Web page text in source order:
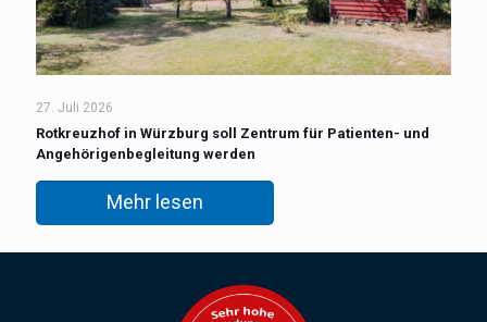
27. Juli 2026
Rotkreuzhof in Würzburg soll Zentrum für Patienten- und
Angehörigenbegleitung werden
Mehr lesen